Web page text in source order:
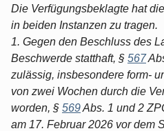
Die Verfügungsbeklagte hat
in beiden Instanzen zu tragen.
1. Gegen den Beschluss des
Beschwerde statthaft, § 567
zulässig, insbesondere form-
von zwei Wochen durch die
worden, § 569Abs. 1 und 2
am 17. Februar 2026 vor dem